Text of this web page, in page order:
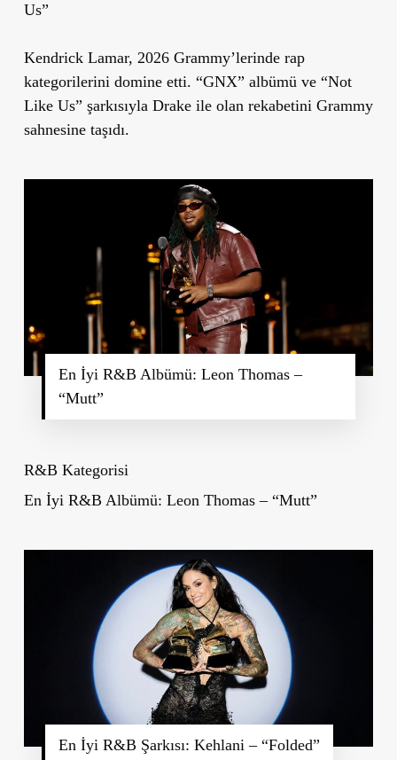
Us”
Kendrick Lamar, 2026 Grammy’lerinde rap
kategorilerini domine etti. “GNX” albümü ve “Not
Like Us” şarkısıyla Drake ile olan rekabetini Grammy
sahnesine taşıdı.
En İyi R&B Albümü: Leon Thomas –
“Mutt”
R&B Kategorisi
En İyi R&B Albümü: Leon Thomas – “Mutt”
En İyi R&B Şarkısı: Kehlani – “Folded”